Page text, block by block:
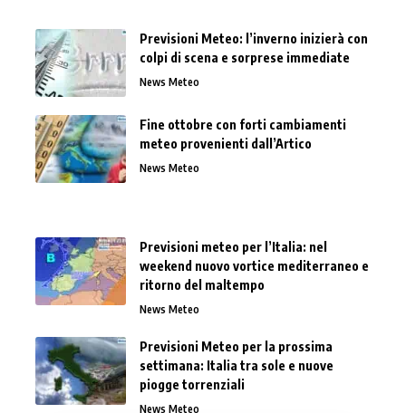
Previsioni Meteo: l’inverno inizierà con
colpi di scena e sorprese immediate
News Meteo
Fine ottobre con forti cambiamenti
meteo provenienti dall’Artico
News Meteo
Previsioni meteo per l’Italia: nel
weekend nuovo vortice mediterraneo e
ritorno del maltempo
News Meteo
Previsioni Meteo per la prossima
settimana: Italia tra sole e nuove
piogge torrenziali
News Meteo